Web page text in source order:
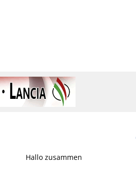
Hallo zusammen